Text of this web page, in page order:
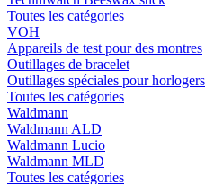
Toutes les catégories
VOH
Appareils de test pour des montres
Outillages de bracelet
Outillages spéciales pour horlogers
Toutes les catégories
Waldmann
Waldmann ALD
Waldmann Lucio
Waldmann MLD
Toutes les catégories